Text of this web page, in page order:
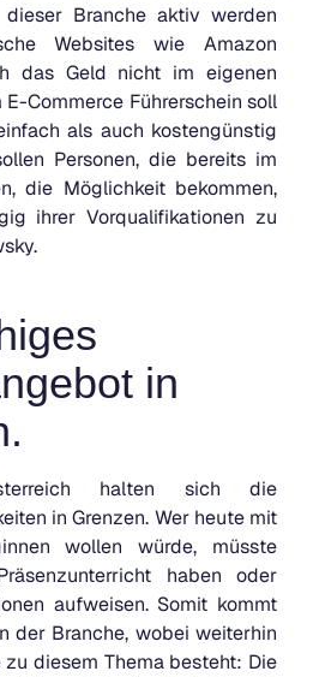
Branche aktiv werden
Websites wie Amazon
das Geld nicht im eigenen
Commerce Führerschein soll
als auch kostengünstig
Personen, die bereits im
die Möglichkeit bekommen,
ihrer Vorqualifikationen zu
in
halten sich die
in Grenzen. Wer heute mit
wollen würde, müsste
haben oder
aufweisen. Somit kommt
der Branche, wobei weiterhin
diesem Thema besteht: Die